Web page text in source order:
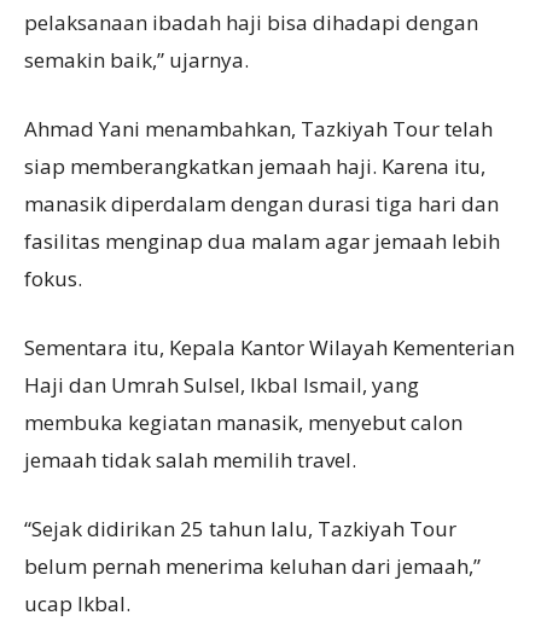
pelaksanaan ibadah haji bisa dihadapi dengan
semakin baik,” ujarnya.
Ahmad Yani menambahkan, Tazkiyah Tour telah
siap memberangkatkan jemaah haji. Karena itu,
manasik diperdalam dengan durasi tiga hari dan
fasilitas menginap dua malam agar jemaah lebih
fokus.
Sementara itu, Kepala Kantor Wilayah Kementerian
Haji dan Umrah Sulsel, Ikbal Ismail, yang
membuka kegiatan manasik, menyebut calon
jemaah tidak salah memilih travel.
“Sejak didirikan 25 tahun lalu, Tazkiyah Tour
belum pernah menerima keluhan dari jemaah,”
ucap Ikbal.